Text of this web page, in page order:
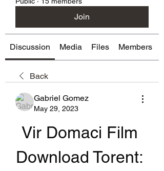
Join
Discussion Media Files Members
Back
Gabriel Gomez
May 29, 2023
Vir Domaci Film
Download Torent: